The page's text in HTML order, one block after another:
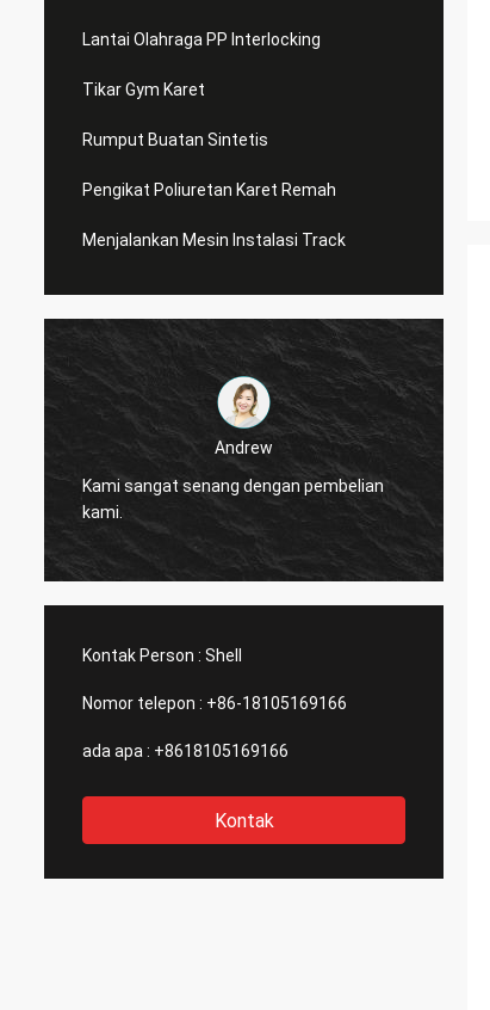
Lantai Olahraga PP Interlocking
Tikar Gym Karet
Rumput Buatan Sintetis
Pengikat Poliuretan Karet Remah
Menjalankan Mesin Instalasi Track
Andrew
Kami sangat senang dengan pembelian
kami.
Kontak Person : Shell
Nomor telepon : +86-18105169166
ada apa : +8618105169166
Kontak